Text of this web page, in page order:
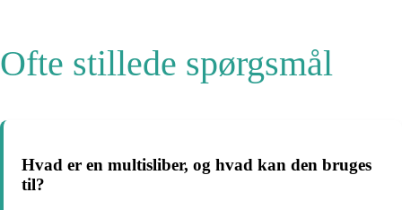
Ofte stillede spørgsmål
Hvad er en multisliber, og hvad kan den bruges
til?